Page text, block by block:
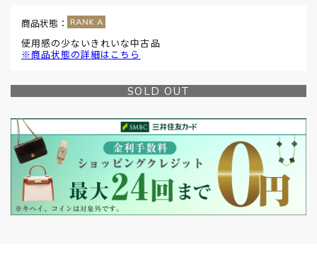
商品状態：
使用感の少ないきれいな中古品
※商品状態の詳細はこちら
SOLD OUT